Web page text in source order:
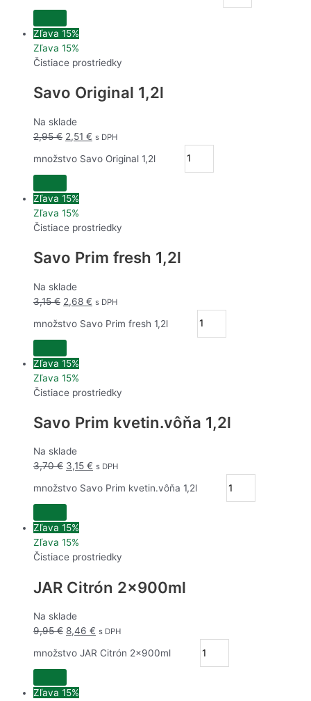
Zľava 15%
Zľava 15%
Čistiace prostriedky
Savo Original 1,2l
Na sklade
2,95€ 2,51 € s DPH
množstvo Savo Original 1,2l
Zľava 15%
Zľava 15%
Čistiace prostriedky
Savo Prim fresh 1,2l
Na sklade
3,15€ 2,68 € s DPH
množstvo Savo Prim fresh 1,2l
Zľava 15%
Zľava 15%
Čistiace prostriedky
Savo Prim kvetin.vôňa 1,2l
Na sklade
3,70€ 3,15 € s DPH
množstvo Savo Prim kvetin.vôňa 1,2l
Zľava 15%
Zľava 15%
Čistiace prostriedky
JAR Citrón 2x900ml
Na sklade
9,95€ 8,46 € s DPH
množstvo JAR Citrón 2x900ml
Zľava 15%